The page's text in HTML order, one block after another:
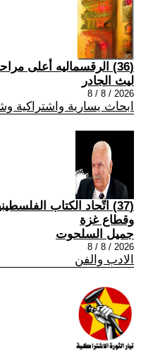
(36) الرقسماليه أعلى مراحل الأمبرياليه... ج١١
ليث الجادر
2026 / 8 / 8
ابحاث يسارية واشتراكية
(37) اتّحاد الكتاب
وقطاع غزة
جميل السلحوت
2026 / 8 / 8
الادب والفن